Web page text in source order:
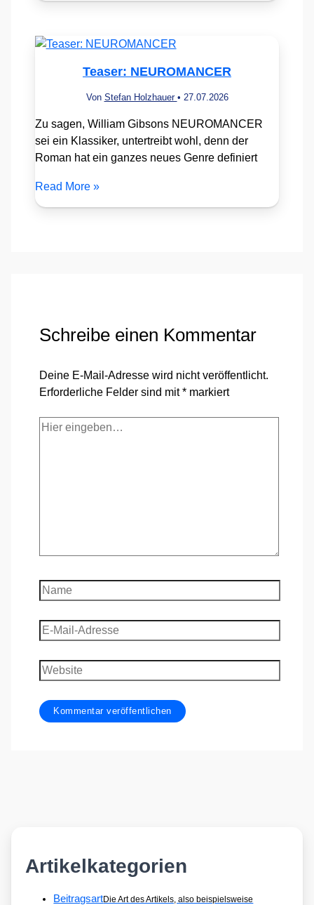
Teaser: NEUROMANCER
Von Stefan Holzhauer • 27.07.2026
Zu sagen, William Gibsons NEUROMANCER
sei ein Klassiker, untertreibt wohl, denn der
Roman hat ein ganzes neues Genre definiert
Read More »
Schreibe einen Kommentar
Deine E-Mail-Adresse wird nicht veröffentlicht.
Erforderliche Felder sind mit* markiert
Hier
Name
E-
Mail-
Adresse
Website
Artikelkategorien
BeitragsartDie Art des Artikels, also beispielsweise